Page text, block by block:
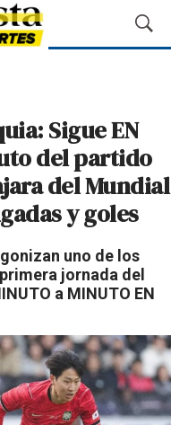
M
o
B
ú
d
a
Sigue EN
del partido
del Mundial
y goles
uno de los
jornada del
a MINUTO EN